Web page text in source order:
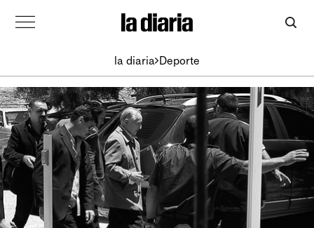
la diaria Deporte